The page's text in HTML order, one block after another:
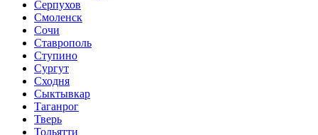
Серпухов
Смоленск
Сочи
Ставрополь
Ступино
Сургут
Сходня
Сыктывкар
Таганрог
Тверь
Тольятти